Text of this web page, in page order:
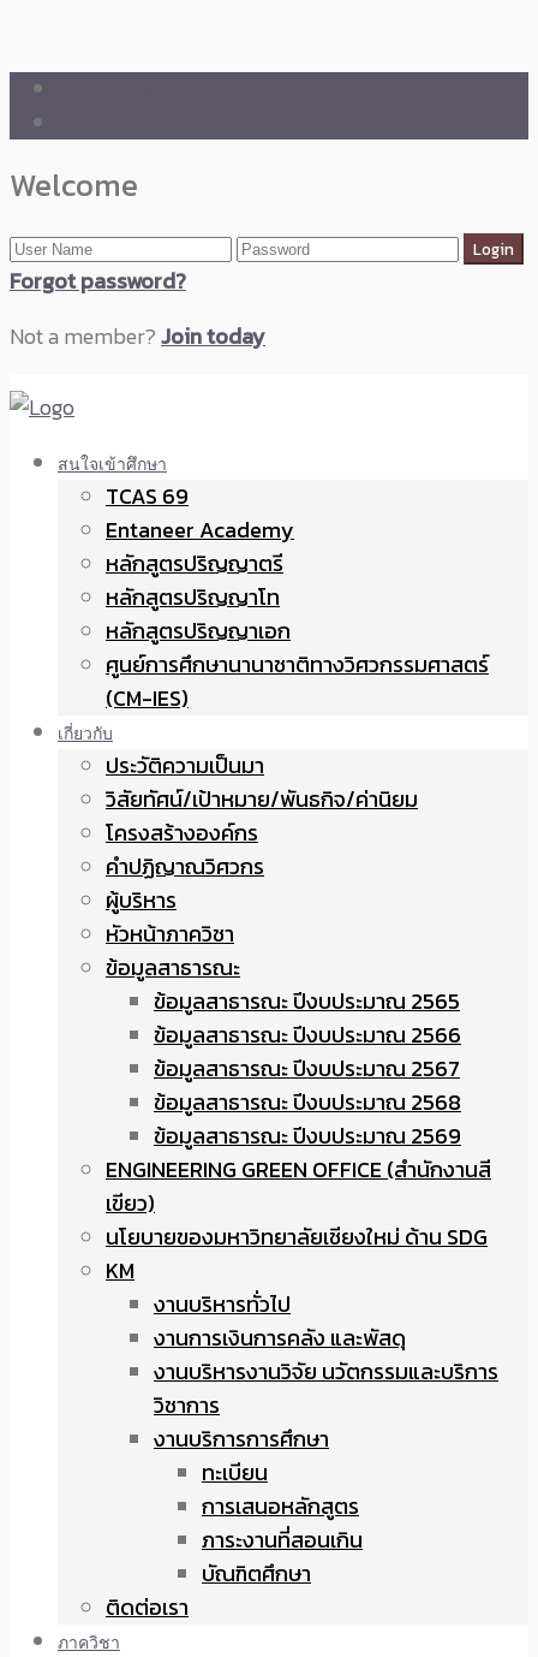
Welcome
Forgot password?
Not a member?Join today
สนใจเข้าศึกษา
TCAS 69
Entaneer Academy
หลักสูตรปริญญาตรี
หลักสูตรปริญญาโท
หลักสูตรปริญญาเอก
ศูนย์การศึกษานานาชาติทางวิศวกรรมศาสตร์
(CM-IES)
เกี่ยวกับ
ประวัติความเป็นมา
วิสัยทัศน์/เป้าหมาย/พันธกิจ/ค่านิยม
โครงสร้างองค์กร
คำปฏิญาณวิศวกร
ผู้บริหาร
หัวหน้าภาควิชา
ข้อมูลสาธารณะ
ข้อมูลสาธารณะ ปีงบประมาณ 2565
ข้อมูลสาธารณะ ปีงบประมาณ 2566
ข้อมูลสาธารณะ ปีงบประมาณ 2567
ข้อมูลสาธารณะ ปีงบประมาณ 2568
ข้อมูลสาธารณะ ปีงบประมาณ 2569
ENGINEERING GREEN OFFICE (สำนักงานสี
เขียว)
นโยบายของมหาวิทยาลัยเชียงใหม่ ด้าน SDG
KM
งานบริหารทั่วไป
งานการเงินการคลัง และพัสดุ
งานบริหารงานวิจัย นวัตกรรมและบริการ
วิชาการ
งานบริการการศึกษา
ทะเบียน
การเสนอหลักสูตร
ภาระงานที่สอนเกิน
บัณฑิตศึกษา
ติดต่อเรา
ภาควิชา